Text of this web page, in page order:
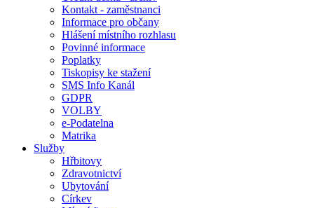
Kontakt - zaměstnanci
Informace pro občany
Hlášení místního rozhlasu
Povinné informace
Poplatky
Tiskopisy ke stažení
SMS Info Kanál
GDPR
VOLBY
e-Podatelna
Matrika
Služby
Hřbitovy
Zdravotnictví
Ubytování
Církev